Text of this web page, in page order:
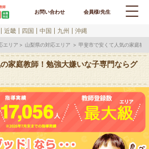
お問い合わせ 会員様/先生
近畿 四国 中国 九州 沖縄
エリア 山梨県の対応エリア 甲斐市で安くて人気の家庭教
家庭教師！勉強大嫌いな子専門ならグ